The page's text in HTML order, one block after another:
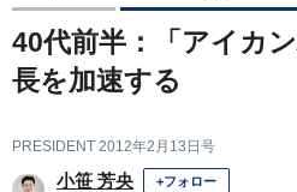
40代前半：「アイカ
長を加速する
PRESIDENT 2012年2月13日号
小笹 芳央 +フォロー